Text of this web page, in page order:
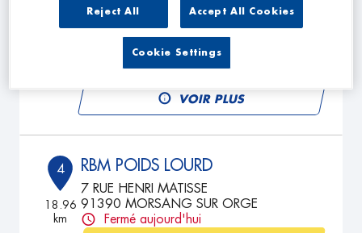
16.19
108 Boulevard Henri Barbusse
78800 HOUILLES
TÉLÉPHONE
VOIR PLUS
4
18.96
km
RBM POIDS LOURD
7 RUE HENRI MATISSE
91390 MORSANG SUR ORGE
Fermé aujourd'hui
Reject All Accept All Cookies
Cookie Settings